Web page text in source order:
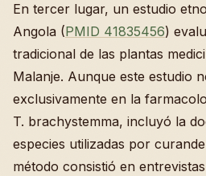
En tercer lugar, un estudio
Angola (PMID 41835456)
tradicional de las plantas
Malanje. Aunque este estudio
exclusivamente en la
T. brachystemma, incluyó la
especies utilizadas por
método consistió en